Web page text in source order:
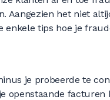
Aangezien het niet
enkele tips hoe je
je probeerde te
openstaande facturen